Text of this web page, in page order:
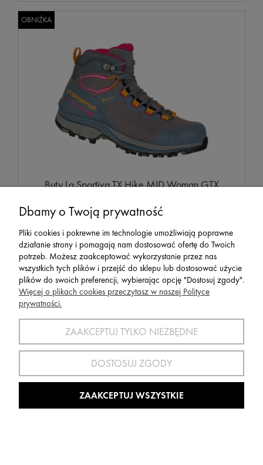
Buty La Sportiva TX Hike MID Woman GTX
598,00 zł
Cena regularna:
849,00 zł
Najniższa cena:699,00 zł
OBNIŻKA
Dbamy o Twoją prywatność
Pliki cookies i pokrewne im technologie umożliwiają poprawne
działanie strony i pomagają nam dostosować ofertę do Twoich
potrzeb. Możesz zaakceptować wykorzystanie przez nas
wszystkich tych plików i przejść do sklepu lub dostosować użycie
plików do swoich preferencji, wybierając opcję "Dostosuj zgody".
Więcej o plikach cookies przeczytasz w naszej Polityce
prywatności.
ZAAKCEPTUJ TYLKO NIEZBĘDNE
DOSTOSUJ ZGODY
ZAAKCEPTUJ WSZYSTKIE